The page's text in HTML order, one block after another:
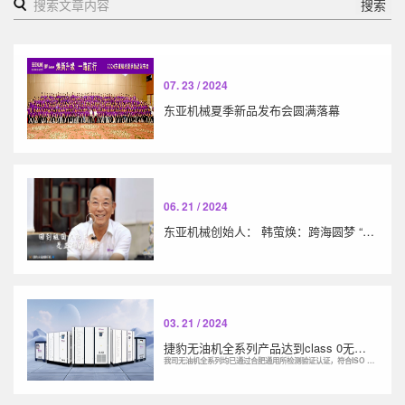
搜索
07. 23 / 2024
东亚机械夏季新品发布会圆满落幕
06. 21 / 2024
东亚机械创始人： 韩萤焕：跨海圆梦 “捷豹”频传
03. 21 / 2024
捷豹无油机全系列产品达到class 0无油认证
我司无油机全系列均已通过合肥通用所检测验证认证，符合ISO 8573标准，实现Class 0 无油认证。